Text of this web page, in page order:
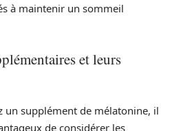
à maintenir un sommeil
et leurs
un supplément de mélatonine, il
de considérer les